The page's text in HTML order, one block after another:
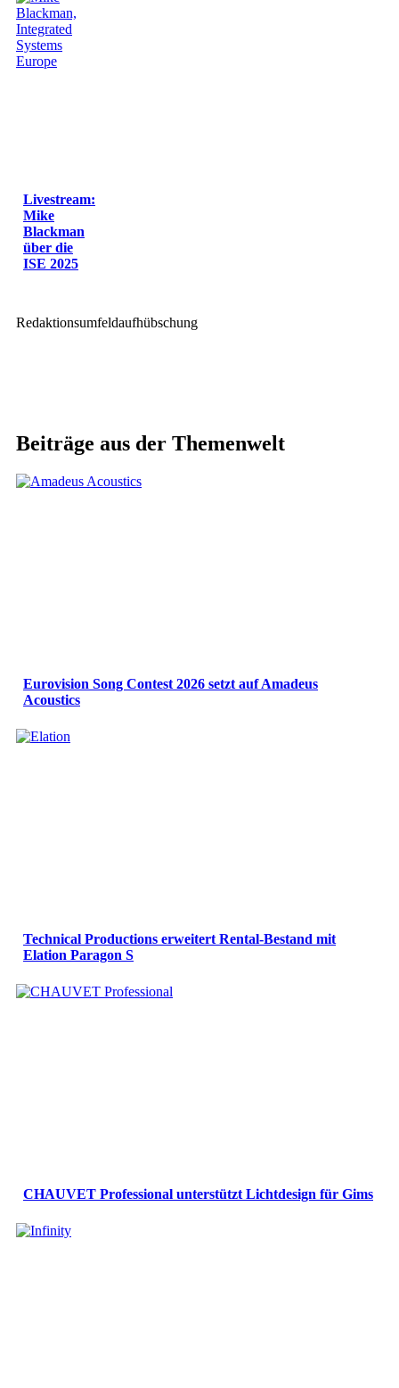
Livestream:
Mike
Blackman
über die
ISE 2025
Redaktionsumfeldaufhübschung
Beiträge aus der Themenwelt
Eurovision Song Contest 2026 setzt auf Amadeus
Acoustics
Technical Productions erweitert Rental-Bestand mit
Elation Paragon S
CHAUVET Professional unterstützt Lichtdesign für Gims